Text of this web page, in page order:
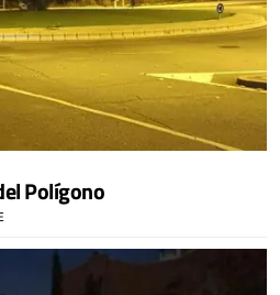
Polígono